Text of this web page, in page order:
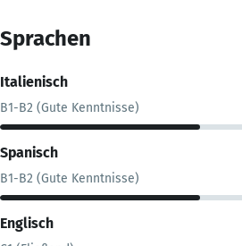
Sprachen
Italienisch
B1-B2 (Gute Kenntnisse)
Spanisch
B1-B2 (Gute Kenntnisse)
Englisch